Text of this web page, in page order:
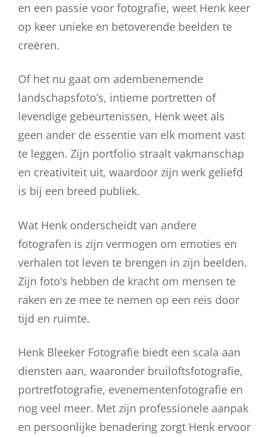
en een passie voor fotografie, weet Henk keer
op keer unieke en betoverende beelden te
creëren.
Of het nu gaat om adembenemende
landschapsfoto’s, intieme portretten of
levendige gebeurtenissen, Henk weet als
geen ander de essentie van elk moment vast
te leggen. Zijn portfolio straalt vakmanschap
en creativiteit uit, waardoor zijn werk geliefd
is bij een breed publiek.
Wat Henk onderscheidt van andere
fotografen is zijn vermogen om emoties en
verhalen tot leven te brengen in zijn beelden.
Zijn foto’s hebben de kracht om mensen te
raken en ze mee te nemen op een reis door
tijd en ruimte.
Henk Bleeker Fotografie biedt een scala aan
diensten aan, waaronder bruiloftsfotografie,
portretfotografie, evenementenfotografie en
nog veel meer. Met zijn professionele aanpak
en persoonlijke benadering zorgt Henk ervoor